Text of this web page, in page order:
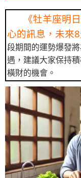
《牡羊座明
心的訊息，未來
段期間的運勢爆發
遇，建議大家保持
橫財的機會。